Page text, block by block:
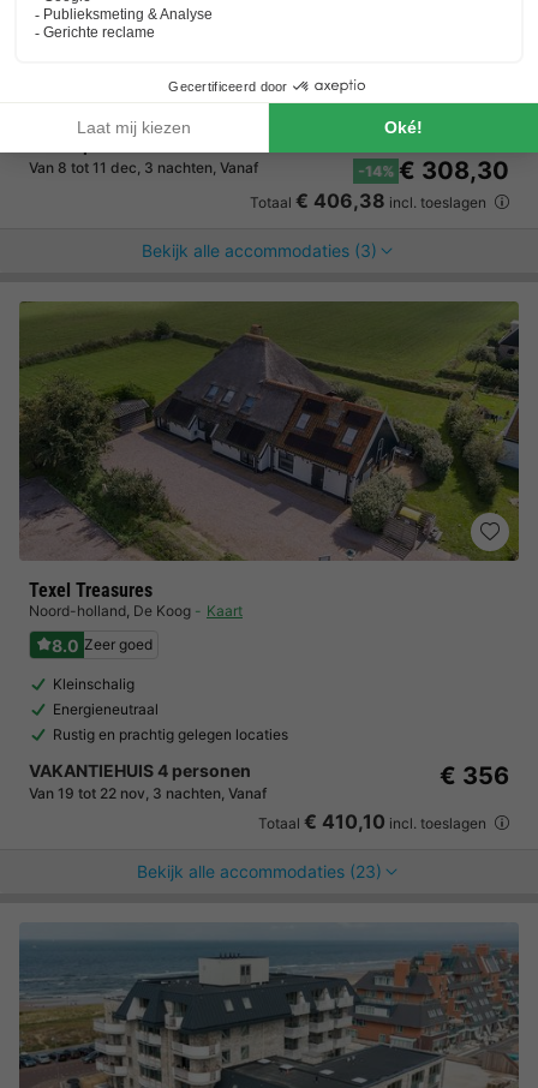
9.0 Uitstekend
Fiets- en natuurverkenning
Waterparadijs voor watersportliefhebbers
Van 8 tot 11 dec, 3 nachten, Vanaf
-14% € 308,30
Totaal € 406,38 incl. toeslagen
Bekijk alle accommodaties (3)
Texel Treasures
Noord-holland, De Koog Kaart
8.0 Zeer goed
Kleinschalig
Energieneutraal
Rustig en prachtig gelegen locaties
VAKANTIEHUIS 4 personen
Van 19 tot 22 nov, 3 nachten, Vanaf
€ 356
Totaal € 410,10 incl. toeslagen
Bekijk alle accommodaties (23)